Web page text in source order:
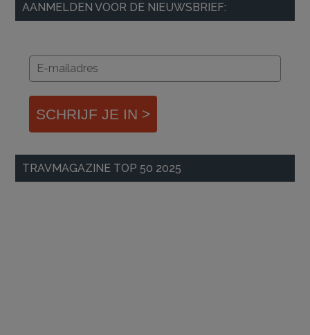
AANMELDEN VOOR DE NIEUWSBRIEF:
SCHRIJF JE IN >
TRAVMAGAZINE TOP 50 2025